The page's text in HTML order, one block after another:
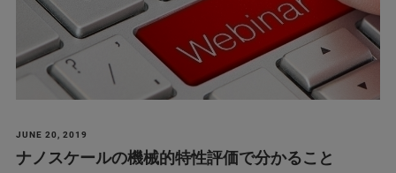
JUNE 20, 2019
ナノスケールの機械的特性評価で分かること